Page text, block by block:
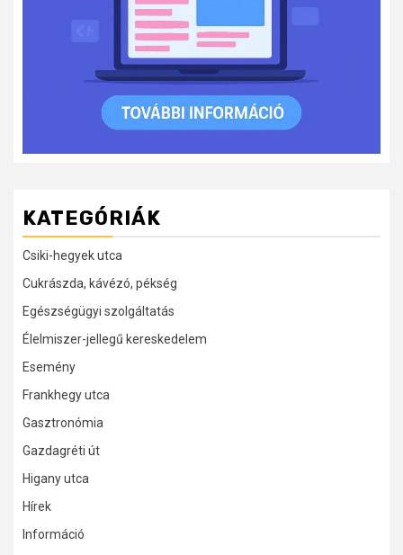
KATEGÓRIÁK
Csiki-hegyek utca
Cukrászda, kávézó, pékség
Egészségügyi szolgáltatás
Élelmiszer-jellegű kereskedelem
Esemény
Frankhegy utca
Gasztronómia
Gazdagréti út
Higany utca
Hírek
Információ